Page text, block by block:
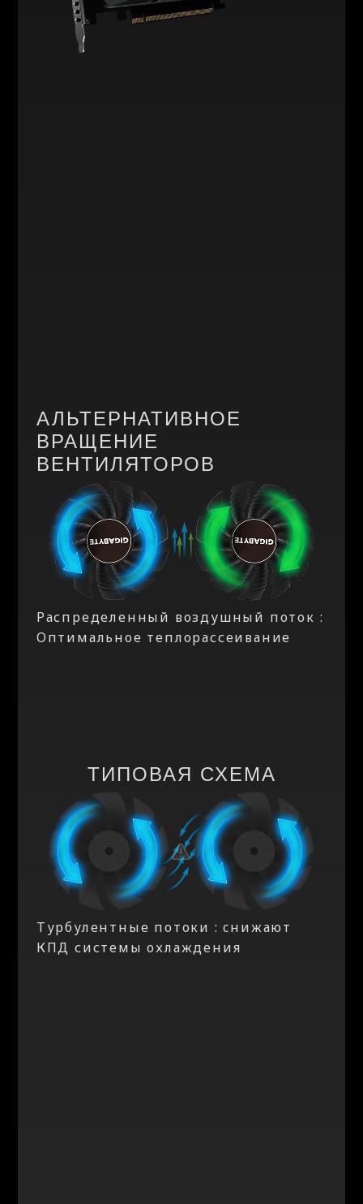
АЛЬТЕРНАТИВНОЕ
ВРАЩЕНИЕ
ВЕНТИЛЯТОРОВ
Распределенный воздушный поток :
Оптимальное теплорассеивание
ТИПОВАЯ СХЕМА
Турбулентные потоки : cнижают
КПД системы охлаждения